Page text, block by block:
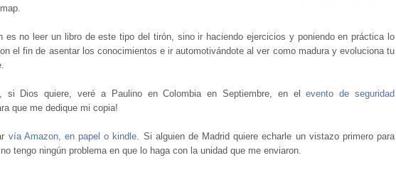
es no leer un libro de este tipo del tirón, sino ir haciendo ejercicios y poniendo en práctica lo
el fin de asentar los conocimientos e ir automotivándote al ver como madura y evoluciona tu
si Dios quiere, veré a Paulino en Colombia en Septiembre, en elevento de seguridad
que me dedique mi copia!
vía Amazon, en papel o kindle. Si alguien de Madrid quiere echarle un vistazo primero para
tengo ningún problema en que lo haga con la unidad que me enviaron.